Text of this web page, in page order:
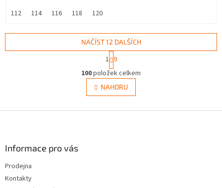
112
114 116 118 120
O
v
l
á
NAČÍST 12 DALŠÍCH
S
t
r
á
n
k
v
1 9
100položek celkem
NAHORU
Informace pro vás
Prodejna
Kontakty